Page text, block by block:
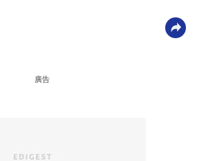
廣告